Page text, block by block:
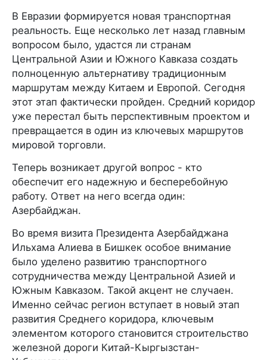
В Евразии формируется новая транспортная
реальность. Еще несколько лет назад главным
вопросом было, удастся ли странам
Центральной Азии и Южного Кавказа создать
полноценную альтернативу традиционным
маршрутам между Китаем и Европой. Сегодня
этот этап фактически пройден. Средний коридор
уже перестал быть перспективным проектом и
превращается в один из ключевых маршрутов
мировой торговли.
Теперь возникает другой вопрос - кто
обеспечит его надежную и бесперебойную
работу. Ответ на него всегда один:
Азербайджан.
Во время визита Президента Азербайджана
Ильхама Алиева в Бишкек особое внимание
было уделено развитию транспортного
сотрудничества между Центральной Азией и
Южным Кавказом. Такой акцент не случаен.
Именно сейчас регион вступает в новый этап
развития Среднего коридора, ключевым
элементом которого становится строительство
железной дороги Китай-Кыргызстан-